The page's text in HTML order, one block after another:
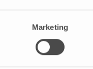
Marketing